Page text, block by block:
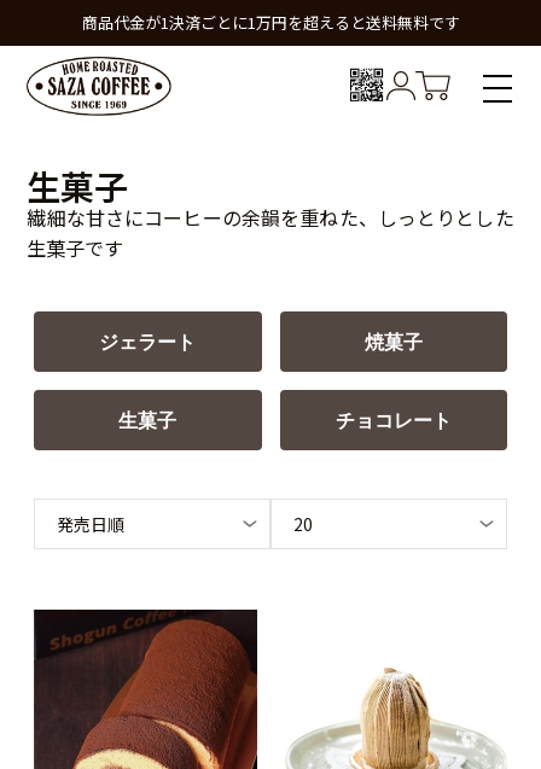
商品代金が1決済ごとに1万円を超えると送料無料です
生菓子
繊細な甘さにコーヒーの余韻を重ねた、しっとりとした
生菓子です
ジェラート 焼菓子
生菓子 チョコレート